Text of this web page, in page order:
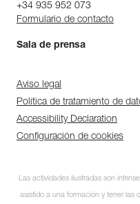
+34 935 952 073
Formulario de contacto
Sala de prensa
Aviso legal
Política de tratamiento de
Accessibility Declaration
Configuración de cookies
Las actividades ilustradas son
asistido a una formación y tener las